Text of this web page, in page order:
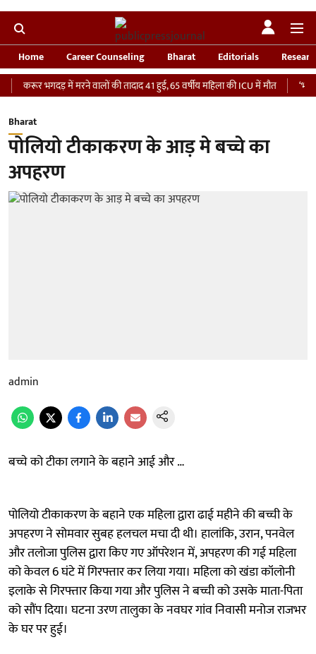
Home Career Counseling Bharat Editorials
भगदड़ में मरने वालों की तादाद 41 हुई, 65 वर्षीय महिला की ICU में मौत
‘भारतीय सेना
Bharat
पोलियो टीकाकरण के आड़ मे बच्चे का
अपहरण
admin
बच्चे को टीका लगाने के बहाने आई और …
पोलियो टीकाकरण के बहाने एक महिला द्वारा ढाई महीने की बच्ची के
अपहरण ने सोमवार सुबह हलचल मचा दी थी। हालांकि, उरान, पनवेल
और तलोजा पुलिस द्वारा किए गए ऑपरेशन में, अपहरण की गई महिला
को केवल 6 घंटे में गिरफ्तार कर लिया गया। महिला को खंडा कॉलोनी
इलाके से गिरफ्तार किया गया और पुलिस ने बच्ची को उसके माता-पिता
को सौंप दिया। घटना उरण तालुका के नवघर गांव निवासी मनोज राजभर
के घर पर हुई।